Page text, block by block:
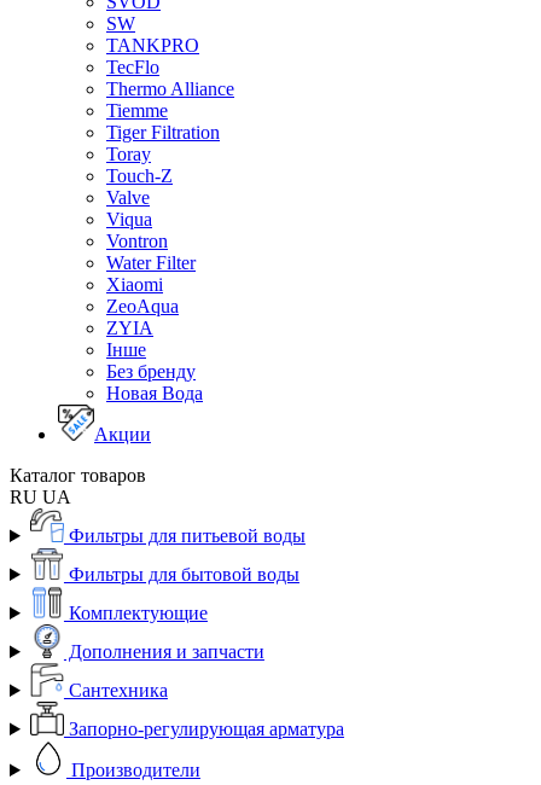
SW
TANKPRO
TecFlo
Thermo Alliance
Tiemme
Tiger Filtration
Toray
Touch-Z
Valve
Viqua
Vontron
Water Filter
Xiaomi
ZeoAqua
ZYIA
Інше
Без бренду
Новая Вода
Акции
Каталог товаров
RU UA
Фильтры для питьевой воды
Фильтры для бытовой воды
Комплектующие
Дополнения и запчасти
Сантехника
Запорно-регулирующая арматура
Производители